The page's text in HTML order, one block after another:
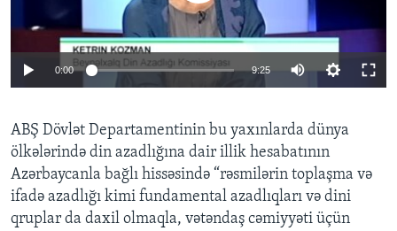
BIZI IZLƏYIN
Dillər
0:00 9:25
ABŞ Dövlət Departamentinin bu yaxınlarda dünya
ölkələrində din azadlığına dair illik hesabatının
Azərbaycanla bağlı hissəsində “rəsmilərin toplaşma və
ifadə azadlığı kimi fundamental azadlıqları və dini
qruplar da daxil olmaqla, vətəndaş cəmiyyəti üçün